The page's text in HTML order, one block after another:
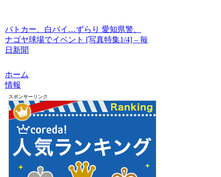
パトカー、白バイ…ずらり 愛知県警、
ナゴヤ球場でイベント [写真特集1/4] – 毎
日新聞
ホーム
情報
スポンサーリンク